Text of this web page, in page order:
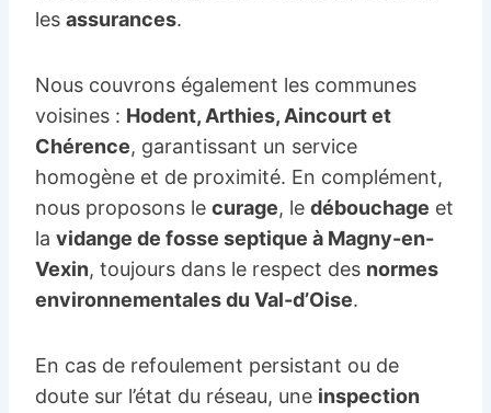
les assurances.
Nous couvrons également les communes
voisines : Hodent, Arthies, Aincourt et
Chérence, garantissant un service
homogène et de proximité. En complément,
nous proposons le curage, le débouchage et
la vidange de fosse septique à Magny-en-
Vexin, toujours dans le respect des normes
environnementales du Val-d’Oise.
En cas de refoulement persistant ou de
doute sur l’état du réseau, une inspection